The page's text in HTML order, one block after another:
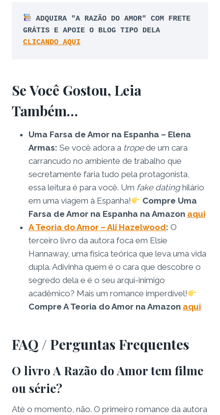
ADQUIRA "A RAZÃO DO AMOR" COM FRETE
GRÁTIS E APOIE O BLOG TIPO DELA
CLICANDO AQUI
Se Você Gostou, Leia
Também…
Uma Farsa de Amor na Espanha – Elena
Armas: Se você adora a tropede um cara
carrancudo no ambiente de trabalho que
secretamente faria tudo pela protagonista,
essa leitura é para você. Um fake datinghilário
em uma viagem à Espanha!
Compre Uma
Farsa de Amor na Espanha na Amazon aqui
A Teoria do Amor – Ali Hazelwood: O
terceiro livro da autora foca em Elsie
Hannaway, uma física teórica que leva uma vida
dupla. Adivinha quem é o cara que descobre o
segredo dela e é o seu arqui-inimigo
acadêmico? Mais um romance imperdível!
Compre A Teoria do Amor na Amazon aqui
FAQ / Perguntas Frequentes
O livro A Razão do Amor tem filme
ou série?
Até o momento, não. O primeiro romance da autora